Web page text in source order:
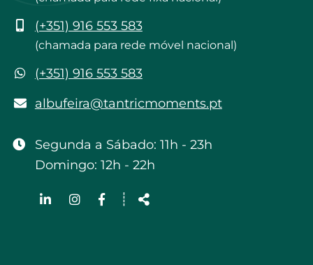
Telemóvel
(+351) 916 553 583
(chamada para rede móvel nacional)
WhatsApp
(+351) 916 553 583
albufeira@tantricmoments.pt
albufeira@tantricmoments.pt
Segunda a Sábado: 11h - 23h
Domingo: 12h - 22h
Siga-
┊